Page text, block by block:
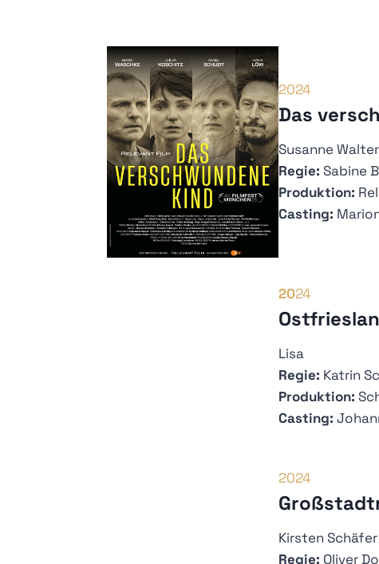
2024
Das
Susanne Walter
Regie: Sabine
Produktion:
Casting:
2024
Lisa
Regie: Katrin
Produktion:
Casting:
2024
Kirsten Schäfer
Regie: Oliver